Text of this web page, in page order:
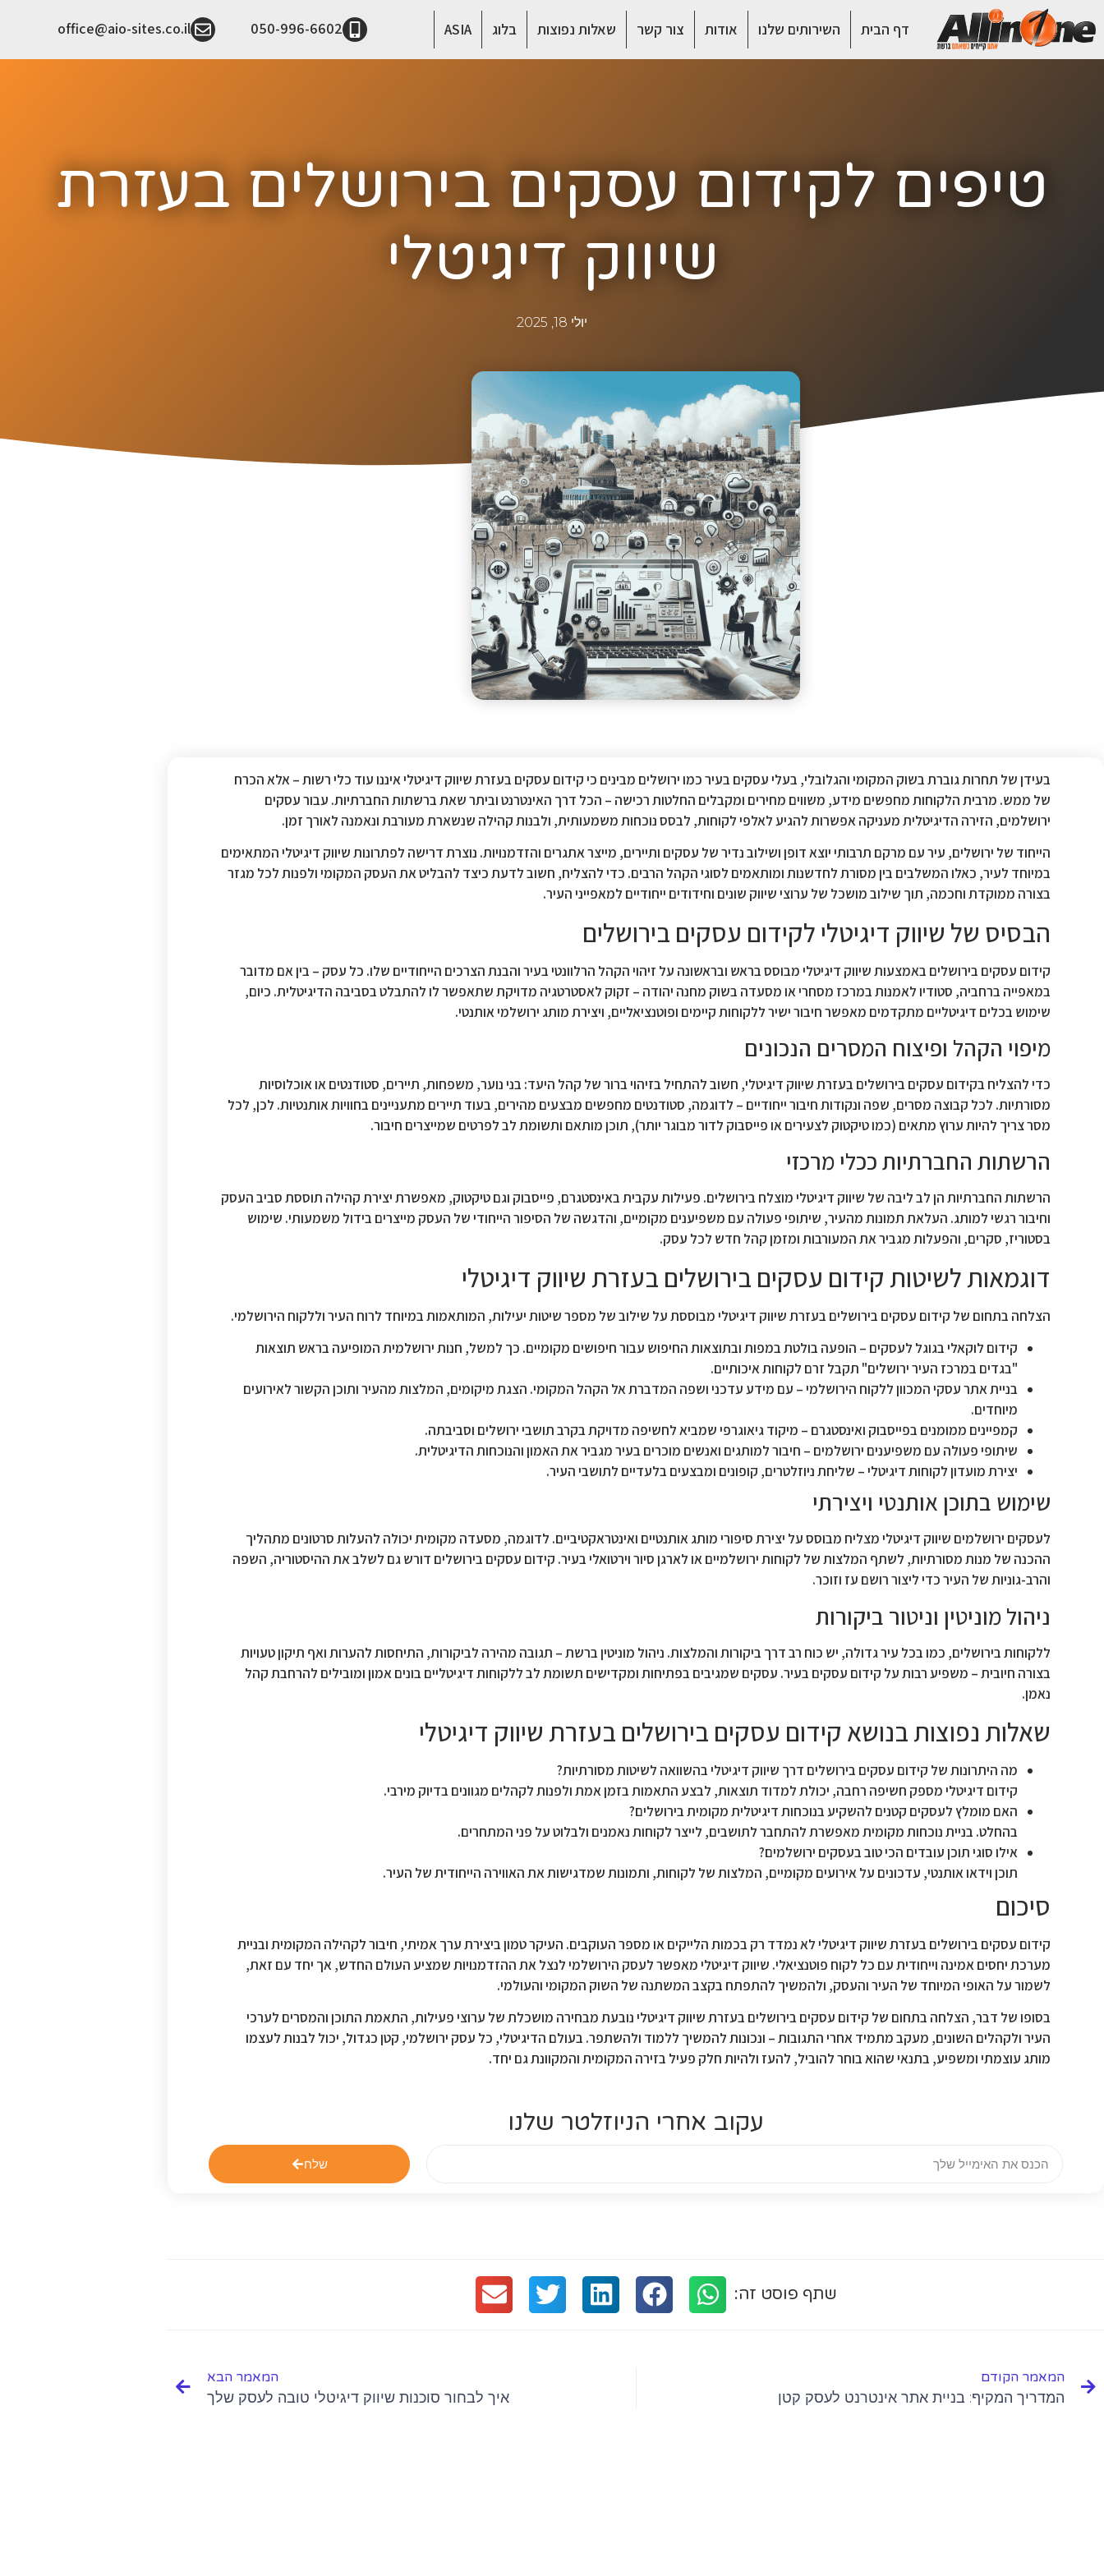
דף הבית השירותים שלנו אודות צור קשר שאלות נפוצות בלוג ASIA
050-996-6602
office@aio-sites.co.il
טיפים לקידום עסקים בירושלים בעזרת
שיווק דיגיטלי
יולי 18, 2025
בעידן של תחרות גוברת בשוק המקומי והגלובלי, בעלי עסקים בעיר כמו ירושלים מבינים כי קידום עסקים בעזרת שיווק דיגיטלי איננו עוד כלי רשות – אלא הכרח
של ממש. מרבית הלקוחות מחפשים מידע, משווים מחירים ומקבלים החלטות רכישה – הכל דרך האינטרנט וביתר שאת ברשתות החברתיות. עבור עסקים
ירושלמים, הזירה הדיגיטלית מעניקה אפשרות להגיע לאלפי לקוחות, לבסס נוכחות משמעותית, ולבנות קהילה שנשארת מעורבת ונאמנה לאורך זמן.
הייחוד של ירושלים, עיר עם מרקם תרבותי יוצא דופן ושילוב נדיר של עסקים ותיירים, מייצר אתגרים והזדמנויות. נוצרת דרישה לפתרונות שיווק דיגיטלי המתאימים
במיוחד לעיר, כאלו המשלבים בין מסורת לחדשנות ומותאמים לסוגי הקהל הרבים. כדי להצליח, חשוב לדעת כיצד להבליט את העסק המקומי ולפנות לכל מגזר
בצורה ממוקדת וחכמה, תוך שילוב מושכל של ערוצי שיווק שונים וחידודים ייחודיים למאפייני העיר.
הבסיס של שיווק דיגיטלי לקידום עסקים בירושלים
קידום עסקים בירושלים באמצעות שיווק דיגיטלי מבוסס בראש ובראשונה על זיהוי הקהל הרלוונטי בעיר והבנת הצרכים הייחודיים שלו. כל עסק – בין אם מדובר
במאפייה ברחביה, סטודיו לאמנות במרכז מסחרי או מסעדה בשוק מחנה יהודה – זקוק לאסטרטגיה מדויקת שתאפשר לו להתבלט בסביבה הדיגיטלית. כיום,
שימוש בכלים דיגיטליים מתקדמים מאפשר חיבור ישיר ללקוחות קיימים ופוטנציאליים, ויצירת מותג ירושלמי אותנטי.
מיפוי הקהל ופיצוח המסרים הנכונים
כדי להצליח בקידום עסקים בירושלים בעזרת שיווק דיגיטלי, חשוב להתחיל בזיהוי ברור של קהל היעד: בני נוער, משפחות, תיירים, סטודנטים או אוכלוסיות
מסורתיות. לכל קבוצה מסרים, שפה ונקודות חיבור ייחודיים – לדוגמה, סטודנטים מחפשים מבצעים מהירים, בעוד תיירים מתעניינים בחוויות אותנטיות. לכן, לכל
מסר צריך להיות ערוץ מתאים (כמו טיקטוק לצעירים או פייסבוק לדור מבוגר יותר), תוכן מותאם ותשומת לב לפרטים שמייצרים חיבור.
הרשתות החברתיות ככלי מרכזי
הרשתות החברתיות הן לב ליבה של שיווק דיגיטלי מוצלח בירושלים. פעילות עקבית באינסטגרם, פייסבוק וגם טיקטוק, מאפשרת יצירת קהילה תוססת סביב העסק
וחיבור רגשי למותג. העלאת תמונות מהעיר, שיתופי פעולה עם משפיענים מקומיים, והדגשה של הסיפור הייחודי של העסק מייצרים בידול משמעותי. שימוש
בסטוריז, סקרים, והפעלות מגביר את המעורבות ומזמן קהל חדש לכל עסק.
דוגמאות לשיטות קידום עסקים בירושלים בעזרת שיווק דיגיטלי
הצלחה בתחום של קידום עסקים בירושלים בעזרת שיווק דיגיטלי מבוססת על שילוב של מספר שיטות יעילות, המותאמות במיוחד לרוח העיר וללקוח הירושלמי.
קידום לוקאלי בגוגל לעסקים – הופעה בולטת במפות ובתוצאות החיפוש עבור חיפושים מקומיים. כך למשל, חנות ירושלמית המופיעה בראש תוצאות
"בגדים במרכז העיר ירושלים" תקבל זרם לקוחות איכותיים.
בניית אתר עסקי המכוון ללקוח הירושלמי – עם מידע עדכני ושפה המדברת אל הקהל המקומי. הצגת מיקומים, המלצות מהעיר ותוכן הקשור לאירועים
מיוחדים.
קמפיינים ממומנים בפייסבוק ואינסטגרם – מיקוד גיאוגרפי שמביא לחשיפה מדויקת בקרב תושבי ירושלים וסביבתה.
שיתופי פעולה עם משפיענים ירושלמים – חיבור למותגים ואנשים מוכרים בעיר מגביר את האמון והנוכחות הדיגיטלית.
יצירת מועדון לקוחות דיגיטלי – שליחת ניוזלטרים, קופונים ומבצעים בלעדיים לתושבי העיר.
שימוש בתוכן אותנטי ויצירתי
לעסקים ירושלמים שיווק דיגיטלי מצליח מבוסס על יצירת סיפורי מותג אותנטיים ואינטראקטיביים. לדוגמה, מסעדה מקומית יכולה להעלות סרטונים מתהליך
ההכנה של מנות מסורתיות, לשתף המלצות של לקוחות ירושלמיים או לארגן סיור וירטואלי בעיר. קידום עסקים בירושלים דורש גם לשלב את ההיסטוריה, השפה
והרב-גוניות של העיר כדי ליצור רושם עז וזוכר.
ניהול מוניטין וניטור ביקורות
ללקוחות בירושלים, כמו בכל עיר גדולה, יש כוח רב דרך ביקורות והמלצות. ניהול מוניטין ברשת – תגובה מהירה לביקורות, התיחסות להערות ואף תיקון טעויות
בצורה חיובית – משפיע רבות על קידום עסקים בעיר. עסקים שמגיבים בפתיחות ומקדישים תשומת לב ללקוחות דיגיטליים בונים אמון ומובילים להרחבת קהל
נאמן.
שאלות נפוצות בנושא קידום עסקים בירושלים בעזרת שיווק דיגיטלי
מה היתרונות של קידום עסקים בירושלים דרך שיווק דיגיטלי בהשוואה לשיטות מסורתיות?
קידום דיגיטלי מספק חשיפה רחבה, יכולת למדוד תוצאות, לבצע התאמות בזמן אמת ולפנות לקהלים מגוונים בדיוק מירבי.
האם מומלץ לעסקים קטנים להשקיע בנוכחות דיגיטלית מקומית בירושלים?
בהחלט. בניית נוכחות מקומית מאפשרת להתחבר לתושבים, לייצר לקוחות נאמנים ולבלוט על פני המתחרים.
אילו סוגי תוכן עובדים הכי טוב בעסקים ירושלמים?
תוכן וידאו אותנטי, עדכונים על אירועים מקומיים, המלצות של לקוחות, ותמונות שמדגישות את האווירה הייחודית של העיר.
סיכום
קידום עסקים בירושלים בעזרת שיווק דיגיטלי לא נמדד רק בכמות הלייקים או מספר העוקבים. העיקר טמון ביצירת ערך אמיתי, חיבור לקהילה המקומית ובניית
מערכת יחסים אמינה וייחודית עם כל לקוח פוטנציאלי. שיווק דיגיטלי מאפשר לעסק הירושלמי לנצל את ההזדמנויות שמציע העולם החדש, אך יחד עם זאת,
לשמור על האופי המיוחד של העיר והעסק, ולהמשיך להתפתח בקצב המשתנה של השוק המקומי והעולמי.
בסופו של דבר, הצלחה בתחום של קידום עסקים בירושלים בעזרת שיווק דיגיטלי נובעת מבחירה מושכלת של ערוצי פעילות, התאמת התוכן והמסרים לערכי
העיר ולקהלים השונים, מעקב מתמיד אחרי התגובות – ונכונות להמשיך ללמוד ולהשתפר. בעולם הדיגיטלי, כל עסק ירושלמי, קטן כגדול, יכול לבנות לעצמו
מותג עוצמתי ומשפיע, בתנאי שהוא בוחר להוביל, להעז ולהיות חלק פעיל בזירה המקומית והמקוונת גם יחד.
עקוב אחרי הניוזלטר שלנו
שלח
שתף פוסט זה:
המאמר הקודם
המדריך המקיף: בניית אתר אינטרנט לעסק קטן
המאמר הבא
איך לבחור סוכנות שיווק דיגיטלי טובה לעסק שלך